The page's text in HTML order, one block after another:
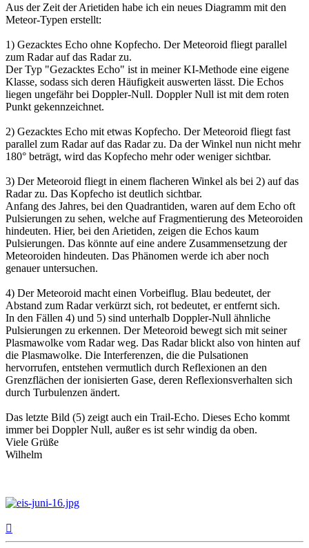
Aus der Zeit der Arietiden habe ich ein neues Diagramm mit den
Meteor-Typen erstellt:
1) Gezacktes Echo ohne Kopfecho. Der Meteoroid fliegt parallel
zum Radar auf das Radar zu.
Der Typ "Gezacktes Echo" ist in meiner KI-Methode eine eigene
Klasse, sodass sich deren Häufigkeit auswerten lässt. Die Echos
liegen ungefähr bei Doppler-Null. Doppler Null ist mit dem roten
Punkt gekennzeichnet.
2) Gezacktes Echo mit etwas Kopfecho. Der Meteoroid fliegt fast
parallel zum Radar auf das Radar zu. Da der Winkel nun nicht mehr
180° beträgt, wird das Kopfecho mehr oder weniger sichtbar.
3) Der Meteoroid fliegt in einem flacheren Winkel als bei 2) auf das
Radar zu. Das Kopfecho ist deutlich sichtbar.
Anfang des Jahres, bei den Quadrantiden, waren auf dem Echo oft
Pulsierungen zu sehen, welche auf Fragmentierung des Meteoroiden
hindeuten. Hier, bei den Arietiden, zeigen die Echos kaum
Pulsierungen. Das könnte auf eine andere Zusammensetzung der
Meteoroiden hindeuten. Das Phänomen werde ich aber noch
genauer untersuchen.
4) Der Meteoroid macht einen Vorbeiflug. Blau bedeutet, der
Abstand zum Radar verkürzt sich, rot bedeutet, er entfernt sich.
In den Fällen 4) und 5) sind unterhalb Doppler-Null ähnliche
Pulsierungen zu erkennen. Der Meteoroid bewegt sich mit seiner
Plasmawolke vom Radar weg. Das Radar blickt also von hinten auf
die Plasmawolke. Die Interferenzen, die die Pulsationen
hervorrufen, entstehen vermutlich durch Reflexionen an den
Grenzflächen der ionisierten Gase, deren Reflexionsverhalten sich
durch Turbulenzen ändert.
Das letzte Bild (5) zeigt auch ein Trail-Echo. Dieses Echo kommt
immer bei Doppler Null, außer es ist sehr windig da oben.
Viele Grüße
Wilhelm